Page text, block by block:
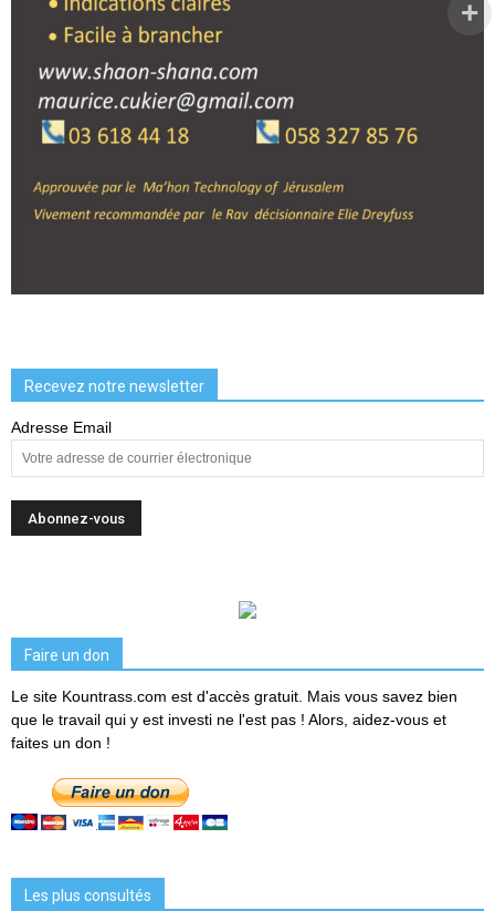
Recevez notre newsletter
Adresse Email
Faire un don
Le site Kountrass.com est d'accès gratuit. Mais vous savez bien
que le travail qui y est investi ne l'est pas ! Alors, aidez-vous et
faites un don !
Les plus consultés